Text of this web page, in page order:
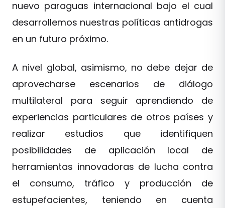
nuevo paraguas internacional bajo el cual
desarrollemos nuestras políticas antidrogas
en un futuro próximo.
A nivel global, asimismo, no debe dejar de
aprovecharse escenarios de diálogo
multilateral para seguir aprendiendo de
experiencias particulares de otros países y
realizar estudios que identifiquen
posibilidades de aplicación local de
herramientas innovadoras de lucha contra
el consumo, tráfico y producción de
estupefacientes, teniendo en cuenta